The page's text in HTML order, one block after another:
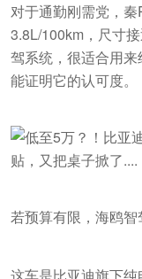
对于通勤刚需党，
3.8L/100km，尺寸
驾系统，很适合用
能证明它的认可度。
若预算有限，海鸥智